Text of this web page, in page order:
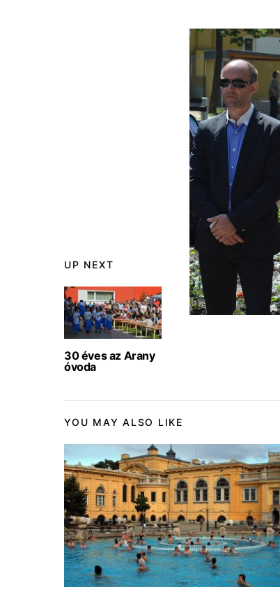
UP NEXT
30 éves az Arany
óvoda
YOU MAY ALSO LIKE